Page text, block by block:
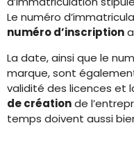
Le numéro
numéro d’inscription
La date, ainsi que le
marque, sont
validité des licences et
de créationde
temps doivent aussi